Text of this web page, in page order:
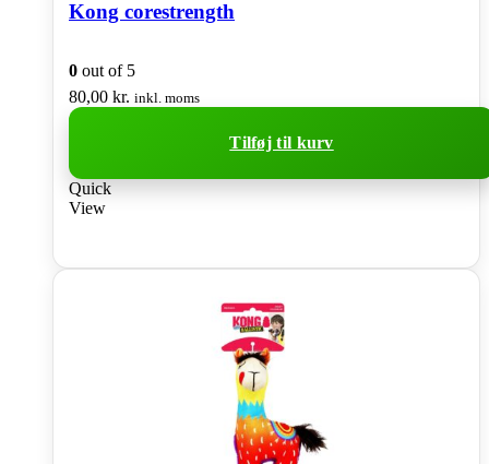
Kong corestrength
0 out of 5
80,00 kr. inkl. moms
Tilføj til kurv
Quick
View